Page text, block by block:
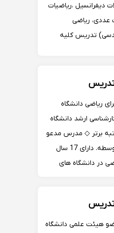
معادلات دیفرانسیل ،ریاضیات
عددی، ریاضی
تدریس کلیه
مهندسی و ...
ریاضی دانشگاه
ارشد دانشگاه
رتبه برتر ◇ مدرس مدعو
دانشگاه و دبیر متوسطه. دارای 17 سال
در دانشگاه های
و مدارس
هیئت علمی دانشگاه